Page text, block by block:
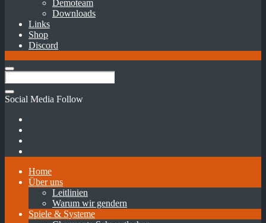
Demoteam
Downloads
Links
Shop
Discord
Social Media Follow
Home
Über uns
Leitlinien
Warum wir gendern
Spiele & Systeme